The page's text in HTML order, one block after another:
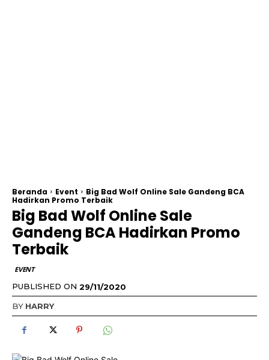
Beranda Event
Big Bad Wolf Online Sale Gandeng BCA
Hadirkan Promo Terbaik
Big Bad Wolf Online Sale
Gandeng BCA Hadirkan Promo
Terbaik
EVENT
PUBLISHED ON 29/11/2020
BY HARRY